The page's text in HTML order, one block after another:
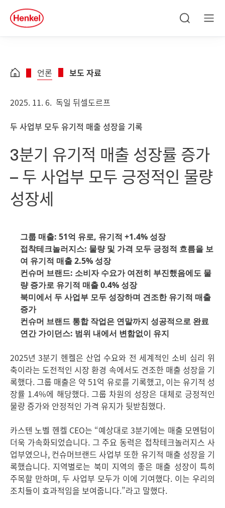
Skip to main content
Skip to footer
quick
search
언론 보도 자료
2025. 11. 6. 독일 뒤셀도르프
두 사업부 모두 유기적 매출 성장을 기록
3분기 유기적 매출 성장률 증가
– 두 사업부 모두 긍정적인 물량
성장세
그룹 매출: 51억 유로, 유기적 +1.4% 성장
접착테크놀러지스: 물량 및 가격 모두 긍정적 흐름을 보
여 유기적 매출 2.5% 성장
컨슈머 브랜드: 소비자 수요가 여전히 부진했음에도 물
량 증가로 유기적 매출 0.4% 성장
북미에서 두 사업부 모두 성장하며 견조한 유기적 매출
증가
컨슈머 브랜드 통합 작업은 연말까지 성공적으로 완료
연간 가이던스: 범위 내에서 변함없이 유지
2025년 3분기 헨켈은 산업 수요와 전 세계적인 소비 심리 위
축이라는 도전적인 시장 환경 속에서도 견조한 매출 성장을 기
록했다. 그룹 매출은 약 51억 유로를 기록했고, 이는 유기적 성
장률 1.4%에 해당했다. 그룹 차원의 성장은 대체로 긍정적인
물량 증가와 안정적인 가격 유지가 뒷받침했다.
카스텐 노벨 헨켈 CEO는 “예상대로 3분기에는 매출 모멘텀이
더욱 가속화되었습니다. 그 주요 동력은 접착테크놀러지스 사
업부였으나, 컨슈머브랜드 사업부 또한 유기적 매출 성장을 기
록했습니다. 지역별로는 북미 지역의 좋은 매출 성장이 특히
주목할 만하며, 두 사업부 모두가 이에 기여했다. 이는 우리의
조치들이 효과적임을 보여줍니다.”라고 말했다.